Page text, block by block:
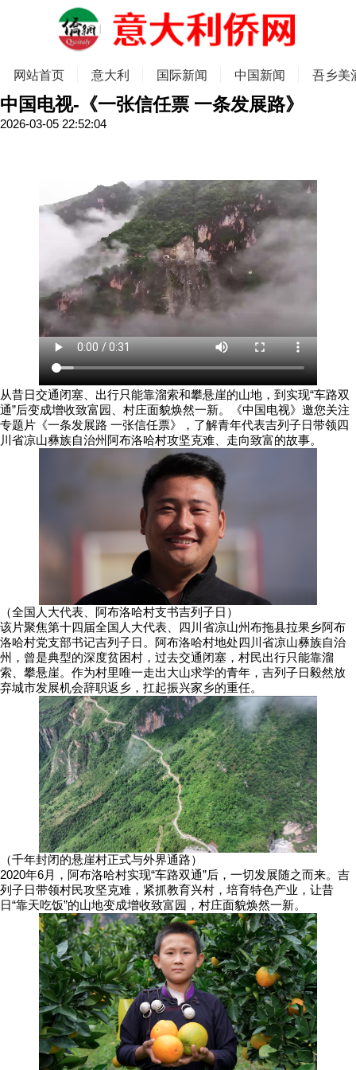
网站首页 意大利 国际新闻 中国新闻 吾乡美
中国电视-《一张信任票 一条发展路》
2026-03-05 22:52:04
从昔日交通闭塞、出行只能靠溜索和攀悬崖的山地，到实现“车路双
通”后变成增收致富园、村庄面貌焕然一新。《中国电视》邀您关注
专题片《一条发展路 一张信任票》，了解青年代表吉列子日带领四
川省凉山彝族自治州阿布洛哈村攻坚克难、走向致富的故事。
（全国人大代表、阿布洛哈村支书吉列子日）
该片聚焦第十四届全国人大代表、四川省凉山州布拖县拉果乡阿布
洛哈村党支部书记吉列子日。阿布洛哈村地处四川省凉山彝族自治
州，曾是典型的深度贫困村，过去交通闭塞，村民出行只能靠溜
索、攀悬崖。作为村里唯一走出大山求学的青年，吉列子日毅然放
弃城市发展机会辞职返乡，扛起振兴家乡的重任。
（千年封闭的悬崖村正式与外界通路）
2020年6月，阿布洛哈村实现“车路双通”后，一切发展随之而来。吉
列子日带领村民攻坚克难，紧抓教育兴村，培育特色产业，让昔
日“靠天吃饭”的山地变成增收致富园，村庄面貌焕然一新。